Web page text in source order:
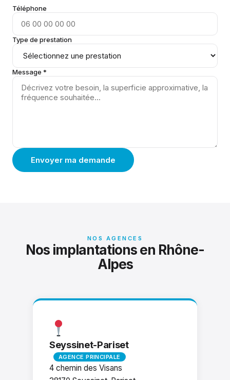
Téléphone
Type de prestation
Message *
Envoyer ma demande
NOS AGENCES
Nos implantations en Rhône-
Alpes
Seyssinet-Pariset
AGENCE PRINCIPALE
4 chemin des Visans